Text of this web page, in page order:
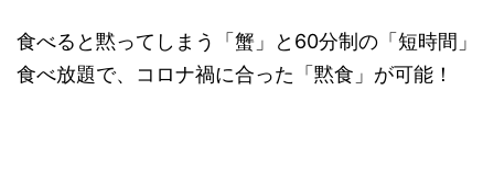
食べると黙ってしまう「蟹」と60分制の「短時間」
食べ放題で、コロナ禍に合った「黙食」が可能！